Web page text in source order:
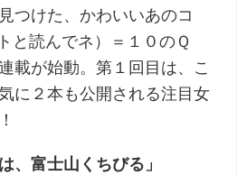
つけた、かわいいあのコ
と読んでネ）＝１０のＱ
載が始動。第１回目は、こ
に２本も公開される注目女
、富士山くちびる」